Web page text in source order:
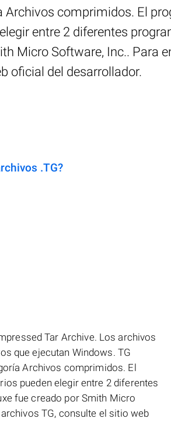
comprimidos. El
entre 2 diferentes
Micro Software, Inc.. Para
oficial del desarrollador.
.TG?
Tar Archive. Los archivos
que ejecutan Windows. TG
Archivos comprimidos. El
pueden elegir entre 2 diferentes
fue creado por Smith Micro
TG, consulte el sitio web